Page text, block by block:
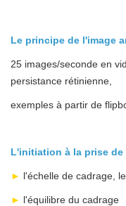
Le principe de l'image
25 images/seconde en
persistance rétinienne,
exemples à partir de
L'initiation à la prise de
► l'échelle de cadrage,
► l'équilibre du cadrage